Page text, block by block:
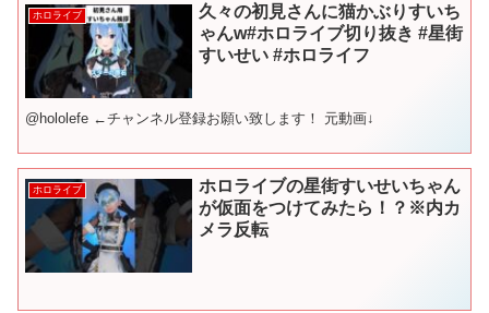
ホロライブ
久々の初見さんに猫かぶりすいち
ゃんw#ホロライブ切り抜き #星街
すいせい #ホロライフ
@hololefe ←チャンネル登録お願い致します！ 元動画↓
ホロライブ
ホロライブの星街すいせいちゃん
が仮面をつけてみたら！？※内カ
メラ反転